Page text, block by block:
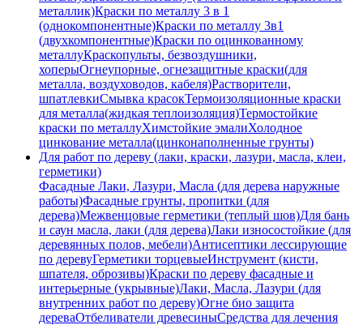
металлик)Краски по металлу 3 в 1
(однокомпонентные)Краски по металлу 3в1
(двухкомпонентные)Краски по оцинкованному
металлуКраскопульты, безвоздушники,
хоперыОгнеупорные, огнезащитные краски(для
металла, воздуховодов, кабеля)Растворители,
шпатлевкиСмывка красокТермоизоляционные краски
для металла(жидкая теплоизоляция)Термостойкие
краски по металлуХимстойкие эмалиХолодное
цинкование металла(цинконаполненные грунты)
Для работ по дереву (лаки, краски, лазури, масла, клеи,
герметики)
Фасадные Лаки, Лазури, Масла (для дерева наружные
работы)Фасадные грунты, пропитки (для
дерева)Межвенцовые герметики (теплый шов)Для бань
и саун масла, лаки (для дерева)Лаки износостойкие (для
деревянных полов, мебели)Антисептики лесcирующие
по деревуГерметики торцевыеИнструмент (кисти,
шпателя, оброзивы)Краски по дереву фасадные и
интерьерные (укрывные)Лаки, Масла, Лазури (для
внутренних работ по дереву)Огне био защита
дереваОтбеливатели древесиныСредства для лечения